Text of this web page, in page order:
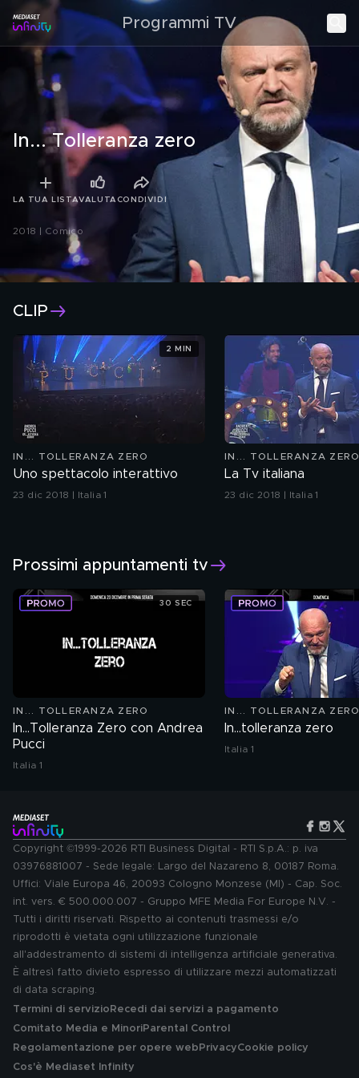
Programmi TV
In... Tolleranza zero
LA TUA LISTAVALUTA CONDIVIDI
2018 | Comico
Con: Andrea Pucci
CLIP
IN... TOLLERANZA ZERO
Uno spettacolo interattivo
23 dic 2018 | Italia 1
2 MIN
IN... TOLLERANZA
La Tv italiana
23 dic 2018 | Italia 1
Prossimi appuntamenti tv
IN... TOLLERANZA ZERO
In...Tolleranza Zero con Andrea
Pucci
Italia 1
30 SEC
IN... TOLLERANZA
In...tolleranza zero
Italia 1
Copyright ©1999-2026 RTI Business Digital - RTI S.p.A.: p. iva
03976881007 - Sede legale: Largo del Nazareno 8, 00187 Roma.
Uffici: Viale Europa 46, 20093 Cologno Monzese (MI) - Cap. Soc.
int. vers. € 500.000.007 - Gruppo MFE Media For Europe N.V. -
Tutti i diritti riservati. Rispetto ai contenuti trasmessi e/o
riprodotti è vietata ogni utilizzazione funzionale
all'addestramento di sistemi di intelligenza artificiale generativa.
È altresì fatto divieto espresso di utilizzare mezzi automatizzati
di data scraping.
Termini di servizio Recedi dai servizi a pagamento
Comitato Media e MinoriParental Control
Regolamentazione per opere web PrivacyCookie policy
Cos'è Mediaset Infinity